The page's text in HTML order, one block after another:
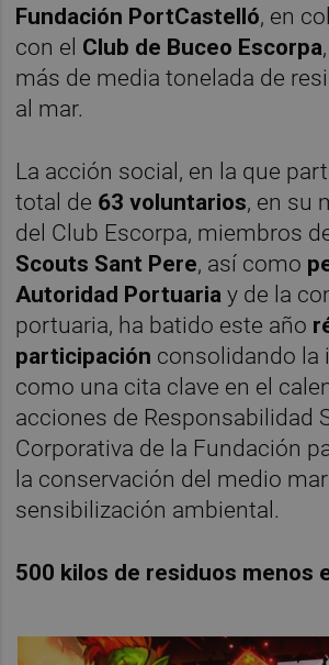
Fundación PortCastelló, en
con el Club de Buceo Escorpa
más de media tonelada de
al mar.
La acción social, en la que
total de 63 voluntarios, en su
del Club Escorpa, miembros
Scouts Sant Pere, así como
Autoridad Portuaria y de la
portuaria, ha batido este año
participación consolidando la
como una cita clave en el
acciones de Responsabilidad
Corporativa de la Fundación
la conservación del medio
sensibilización ambiental.
500 kilos de residuos menos